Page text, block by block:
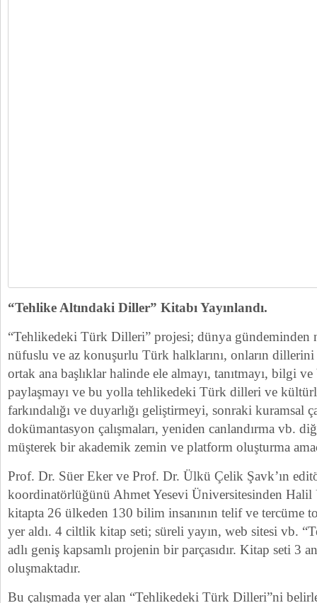
“Tehlike Altındaki Diller” Kitabı Yayınlandı.
“Tehlikedeki Türk Dilleri” projesi; dünya gündeminden
nüfuslu ve az konuşurlu Türk halklarını, onların
ortak ana başlıklar halinde ele almayı, tanıtmayı, bilgi
paylaşmayı ve bu yolla tehlikedeki Türk dilleri ve
farkındalığı ve duyarlığı geliştirmeyi, sonraki kuramsal
dokümantasyon çalışmaları, yeniden canlandırma vb.
müşterek bir akademik zemin ve platform oluşturma
Prof. Dr. Süer Eker ve Prof. Dr. Ülkü Çelik Şavk’ın
koordinatörlüğünü Ahmet Yesevi Üniversitesinden Halil
kitapta 26 ülkeden 130 bilim insanının telif ve tercüme
yer aldı. 4 ciltlik kitap seti; süreli yayın, web sitesi vb.
adlı geniş kapsamlı projenin bir parçasıdır. Kitap seti 3
oluşmaktadır.
Bu çalışmada yer alan “Tehlikedeki Türk Dilleri”ni